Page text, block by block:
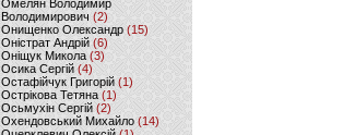
Омелян Володимир
Володимирович (2)
Онищенко Олександр (15)
Оністрат Андрій (6)
Оніщук Микола (3)
Осика Сергій(4)
Остафійчук Григорій(1)
Острікова Тетяна (1)
Осьмухін Сергій (2)
Охендовський Михайло (14)